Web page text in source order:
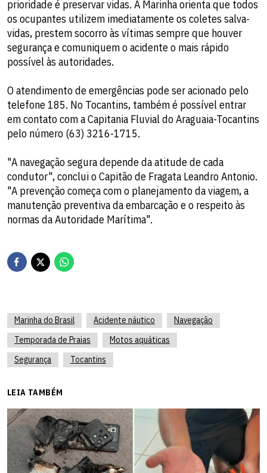
prioridade é preservar vidas. A Marinha orienta que todos
os ocupantes utilizem imediatamente os coletes salva-
vidas, prestem socorro às vítimas sempre que houver
segurança e comuniquem o acidente o mais rápido
possível às autoridades.
O atendimento de emergências pode ser acionado pelo
telefone 185. No Tocantins, também é possível entrar
em contato com a Capitania Fluvial do Araguaia-Tocantins
pelo número (63) 3216-1715.
"A navegação segura depende da atitude de cada
condutor", conclui o Capitão de Fragata Leandro Antonio.
"A prevenção começa com o planejamento da viagem, a
manutenção preventiva da embarcação e o respeito às
normas da Autoridade Marítima".
Marinha do Brasil Acidente náutico
Navegação
Temporada de Praias
Motos aquáticas
Segurança
Tocantins
LEIA TAMBÉM